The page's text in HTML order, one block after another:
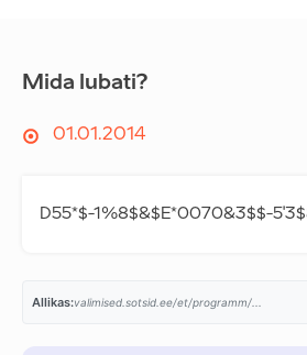
Mida lubati?
01.01.2014
D55*$-1%8$&$E*0070&3$$-
Allikas:valimised.sotsid.ee/et/programm/...